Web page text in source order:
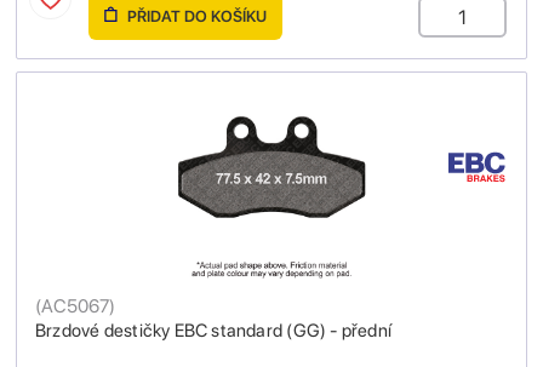
PŘIDAT DO KOŠÍKU
Brzdové destičky EBC standard (GG) - přední
(AC5067)